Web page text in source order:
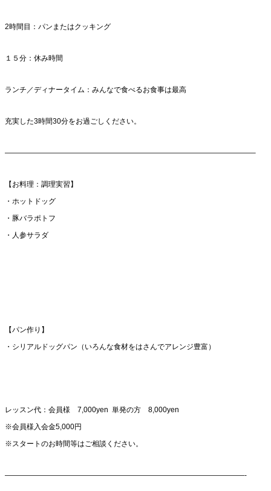
2時間目：パンまたはクッキング
１５分：休み時間
ランチ／ディナータイム：みんなで食べるお食事は最高
充実した3時間30分をお過ごしください。
——————————————————————————————————–
【お料理：調理実習】
・ホットドッグ
・豚バラポトフ
・人参サラダ
【パン作り】
・シリアルドッグパン（いろんな食材をはさんでアレンジ豊富）
レッスン代：会員様 7,000yen 単発の方 8,000yen
※会員様入会金5,000円
※スタートのお時間等はご相談ください。
—————————————————————————————————-